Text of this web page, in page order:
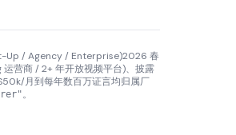
Up / Agency / Enterprise)2026 春
营商 / 2+ 年开放视频平台)、披露
月到每年数百万证言均归属厂
。